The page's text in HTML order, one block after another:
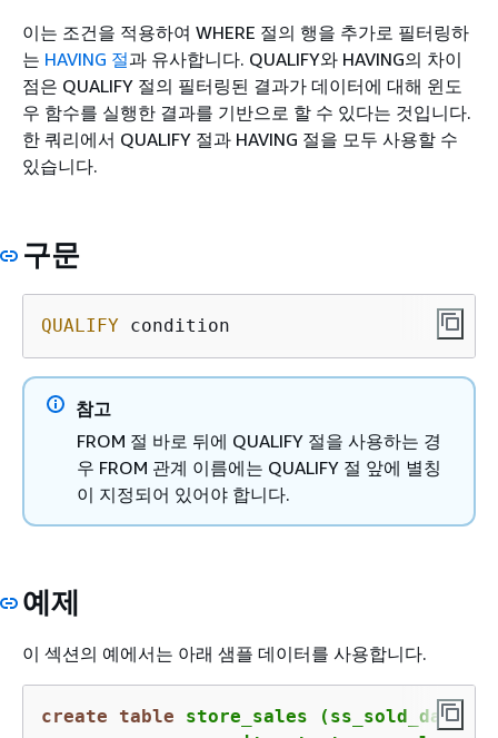
이는 조건을 적용하여 WHERE 절의 행을 추가로 필터링하
는 HAVING 절과 유사합니다. QUALIFY와 HAVING의 차이
점은 QUALIFY 절의 필터링된 결과가 데이터에 대해 윈도
우 함수를 실행한 결과를 기반으로 할 수 있다는 것입니다.
한 쿼리에서 QUALIFY 절과 HAVING 절을 모두 사용할 수
있습니다.
구문
QUALIFY condition
참고
FROM 절 바로 뒤에 QUALIFY 절을 사용하는 경
우 FROM 관계 이름에는 QUALIFY 절 앞에 별칭
이 지정되어 있어야 합니다.
예제
이 섹션의 예에서는 아래 샘플 데이터를 사용합니다.
create table store_sales (ss_sold_date